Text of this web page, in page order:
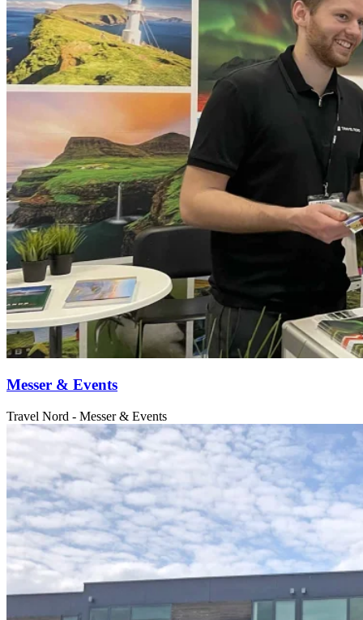
Messer & Events
Travel Nord - Messer & Events